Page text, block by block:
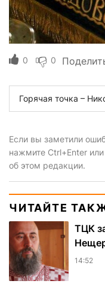
0 0
Горячая точка –
Если вы заметили
нажмите Ctrl+Enter или
об этом редакции.
ЧИТАЙТЕ
ТЦК
14:52